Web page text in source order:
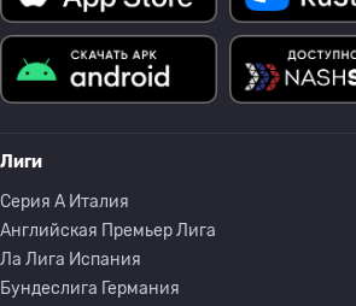
Лиги
Серия A Италия
Английская Премьер Лига
Ла Лига Испания
Бундеслига Германия